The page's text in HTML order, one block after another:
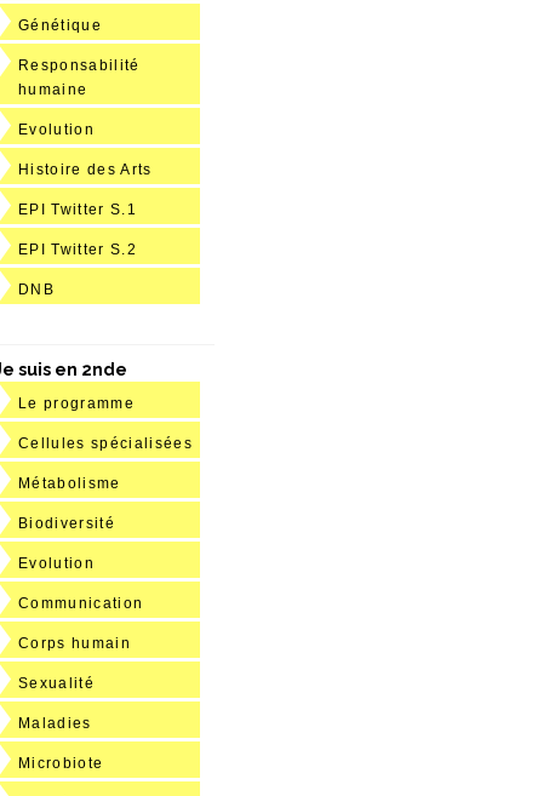
Génétique
Responsabilité
humaine
Evolution
Histoire des Arts
EPI Twitter S.1
EPI Twitter S.2
DNB
suis en 2nde
Le programme
Cellules spécialisées
Métabolisme
Biodiversité
Evolution
Communication
Corps humain
Sexualité
Maladies
Microbiote